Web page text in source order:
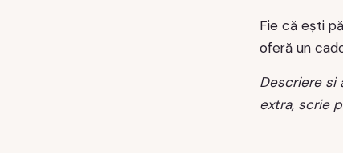
Fie că ești
oferă un
Descriere si
extra, scrie